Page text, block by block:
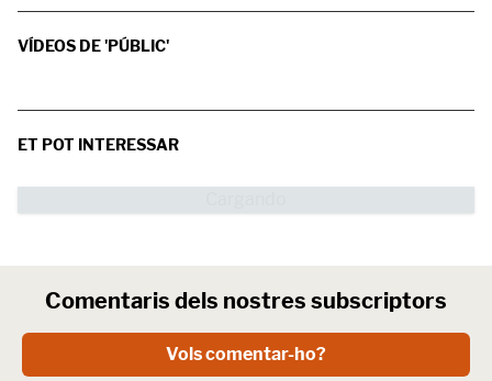
VÍDEOS DE 'PÚBLIC'
ET POT INTERESSAR
Comentaris dels nostres subscriptors
Vols comentar-ho?